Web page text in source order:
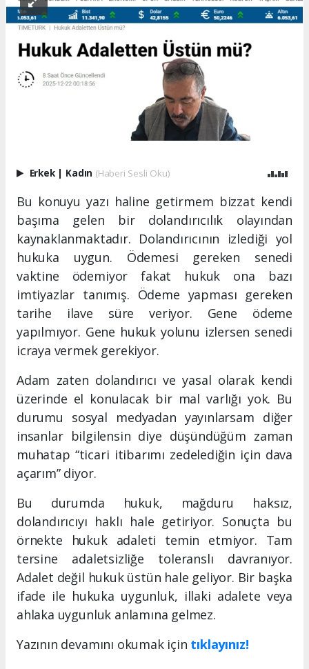
Erkek | Kadın (Haberi Sesli Oku)
Bu konuyu yazı haline getirmem bizzat kendi
başıma gelen bir dolandırıcılık olayından
kaynaklanmaktadır. Dolandırıcının izlediği yol
hukuka uygun. Ödemesi gereken senedi
vaktine ödemiyor fakat hukuk ona bazı
imtiyazlar tanımış. Ödeme yapması gereken
tarihe ilave süre veriyor. Gene ödeme
yapılmıyor. Gene hukuk yolunu izlersen senedi
icraya vermek gerekiyor.
Adam zaten dolandırıcı ve yasal olarak kendi
üzerinde el konulacak bir mal varlığı yok. Bu
durumu sosyal medyadan yayınlarsam diğer
insanlar bilgilensin diye düşündüğüm zaman
muhatap “ticari itibarımı zedelediğin için dava
açarım” diyor.
Bu durumda hukuk, mağduru haksız,
dolandırıcıyı haklı hale getiriyor. Sonuçta bu
örnekte hukuk adaleti temin etmiyor. Tam
tersine adaletsizliğe toleranslı davranıyor.
Adalet değil hukuk üstün hale geliyor. Bir başka
ifade ile hukuka uygunluk, illaki adalete veya
ahlaka uygunluk anlamına gelmez.
Yazının devamını okumak için tıklayınız!